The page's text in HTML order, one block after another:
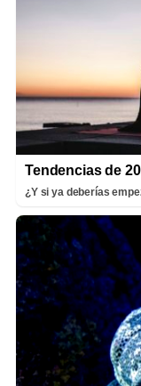
Tendencias de
¿Y si ya deberías